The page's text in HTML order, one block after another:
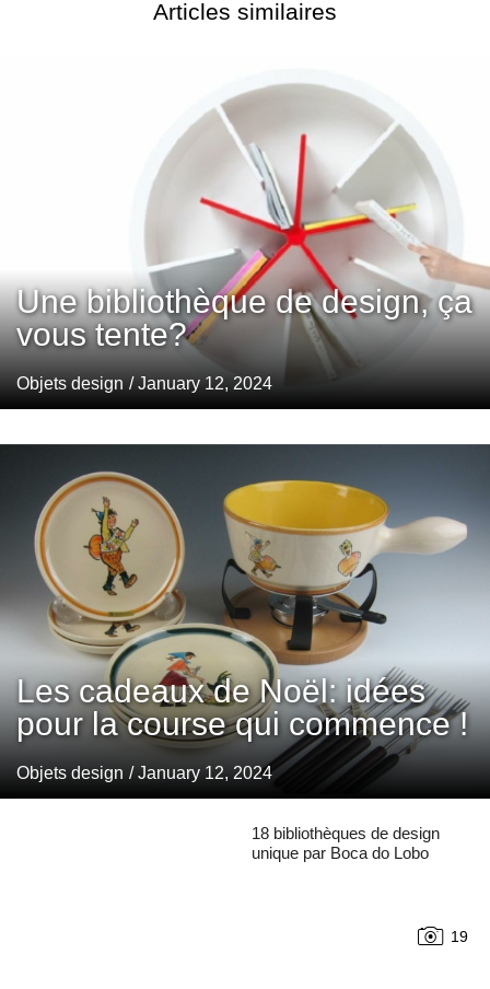
Articles similaires
Une bibliothèque de design, ça
vous tente?
Objets design / January 12, 2024
Les cadeaux de Noël: idées
pour la course qui commence !
Objets design / January 12, 2024
18 bibliothèques de design
unique par Boca do Lobo
19